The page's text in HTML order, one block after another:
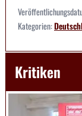
Kategorien:
Kritiken